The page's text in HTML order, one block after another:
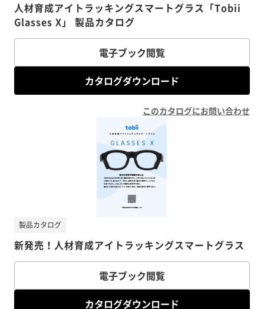
人材育成アイトラッキングスマートグラス「Tobii
Glasses X」 製品カタログ
電子ブック閲覧
カタログダウンロード
このカタログにお問い合わせ
新発売！人材育成アイトラッキングスマートグラス
製品カタログ
電子ブック閲覧
カタログダウンロード